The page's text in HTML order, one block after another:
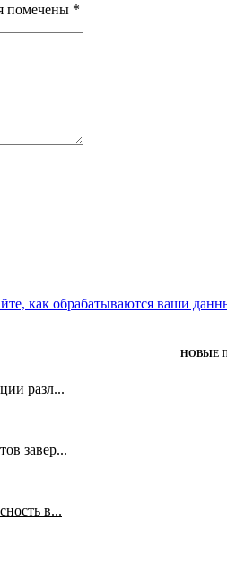
помечены *
как обрабатываются ваши
НОВЫЕ
разл...
завер...
в...